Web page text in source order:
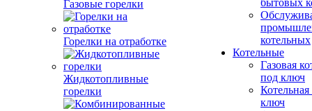
Газовые горелки
Горелки на отработке
Жидкотопливные
горелки
бытовых
котельных
Котельные
Газовая
под ключ
ключ